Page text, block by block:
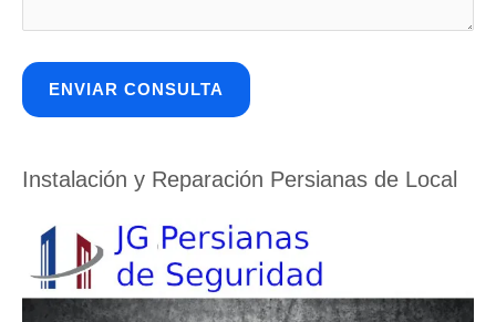
Instalación y Reparación Persianas de Local